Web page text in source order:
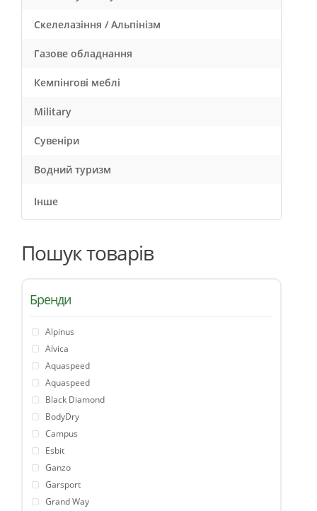
Скелелазіння / Альпінізм
Газове обладнання
Кемпінгові меблі
Military
Сувеніри
Водний туризм
Інше
Пошук товарів
Бренди
Alpinus
Alvica
Aquaspeed
Aquaspeed
Black Diamond
BodyDry
Campus
Esbit
Ganzo
Garsport
Grand Way